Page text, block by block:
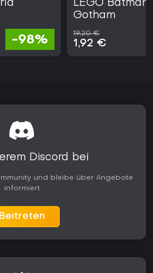
-98%
LEGO Batman
Gotham
19,20 €
1,92 €
Discord bei
und bleibe über Angebote
informiert
Beitreten